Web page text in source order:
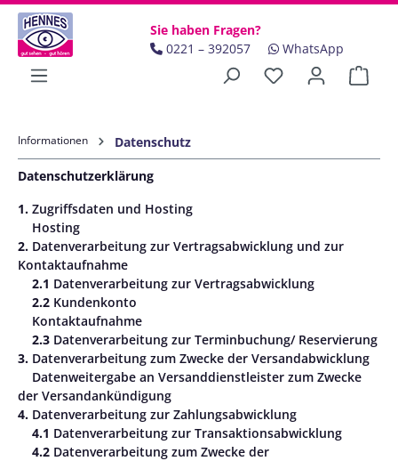
Zum Hauptinhalt springen
Sie haben Fragen?
0221 – 392057
WhatsApp
Informationen
Datenschutz
Datenschutzerklärung
1. Zugriffsdaten und Hosting
Hosting
2. Datenverarbeitung zur Vertragsabwicklung und zur
Kontaktaufnahme
2.1 Datenverarbeitung zur Vertragsabwicklung
2.2 Kundenkonto
Kontaktaufnahme
2.3 Datenverarbeitung zur Terminbuchung/ Reservierung
3. Datenverarbeitung zum Zwecke der Versandabwicklung
Datenweitergabe an Versanddienstleister zum Zwecke
der Versandankündigung
4. Datenverarbeitung zur Zahlungsabwicklung
4.1 Datenverarbeitung zur Transaktionsabwicklung
4.2 Datenverarbeitung zum Zwecke der